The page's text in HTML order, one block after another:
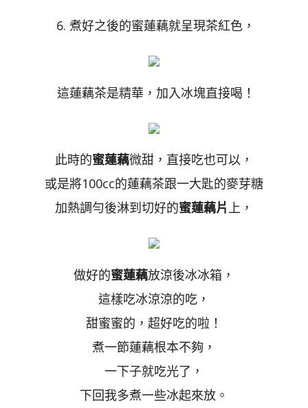
6. 煮好之後的蜜蓮藕就呈現茶紅色，
這蓮藕茶是精華，加入冰塊直接喝！
此時的蜜蓮藕微甜，直接吃也可以，
或是將100cc的蓮藕茶跟一大匙的麥芽糖
加熱調勻後淋到切好的蜜蓮藕片上，
做好的蜜蓮藕放涼後冰冰箱，
這樣吃冰涼涼的吃，
甜蜜蜜的，超好吃的啦！
煮一節蓮藕根本不夠，
一下子就吃光了，
下回我多煮一些冰起來放。